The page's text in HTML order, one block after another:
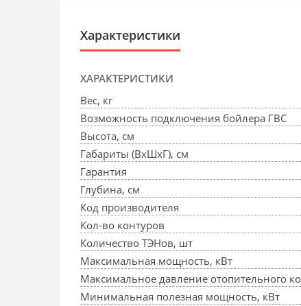
Характеристики
ХАРАКТЕРИСТИКИ
Вес, кг
Возможность подключения бойлера ГВС
Высота, см
Габариты (ВхШхГ), см
Гарантия
Глубина, см
Код производителя
Кол-во контуров
Количество ТЭНов, шт
Максимальная мощность, кВт
Максимальное давление отопительного
Минимальная полезная мощность, кВт